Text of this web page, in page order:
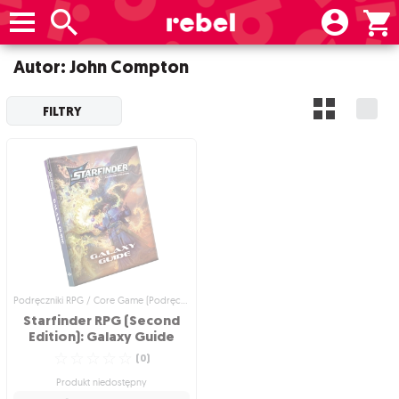
Autor: John Compton
FILTRY
Podręczniki RPG / Core Game (Podręczniki główne)
Starfinder RPG (Second
Edition): Galaxy Guide
(0)
Produkt niedostępny